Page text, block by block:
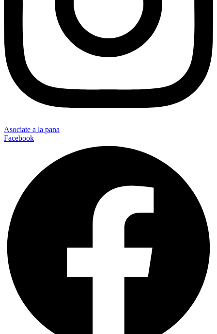
Asociate a la pana
Facebook